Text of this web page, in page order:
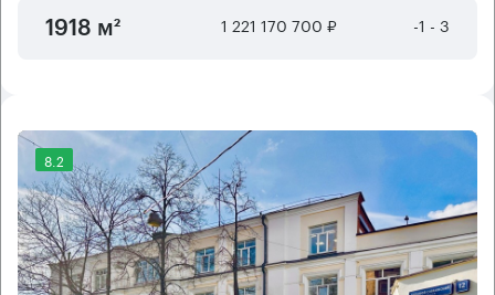
1918 м² 1 221 170 700 ₽ -1 - 3
8.2